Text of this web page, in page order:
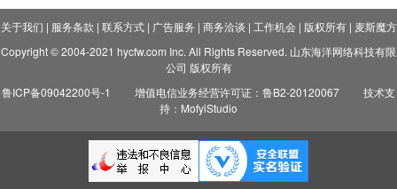
关于我们 | 服务条款 | 联系方式| 广告服务 | 商务洽谈 | 工作机会| 版权所有| 麦斯魔方
Copyright © 2004-2021 hycfw.com Inc. All Rights Reserved. 山东海洋网络科技有限
公司 版权所有
鲁ICP备09042200号-1
增值电信业务经营许可证：鲁B2-20120067
技术支
持：MofyiStudio